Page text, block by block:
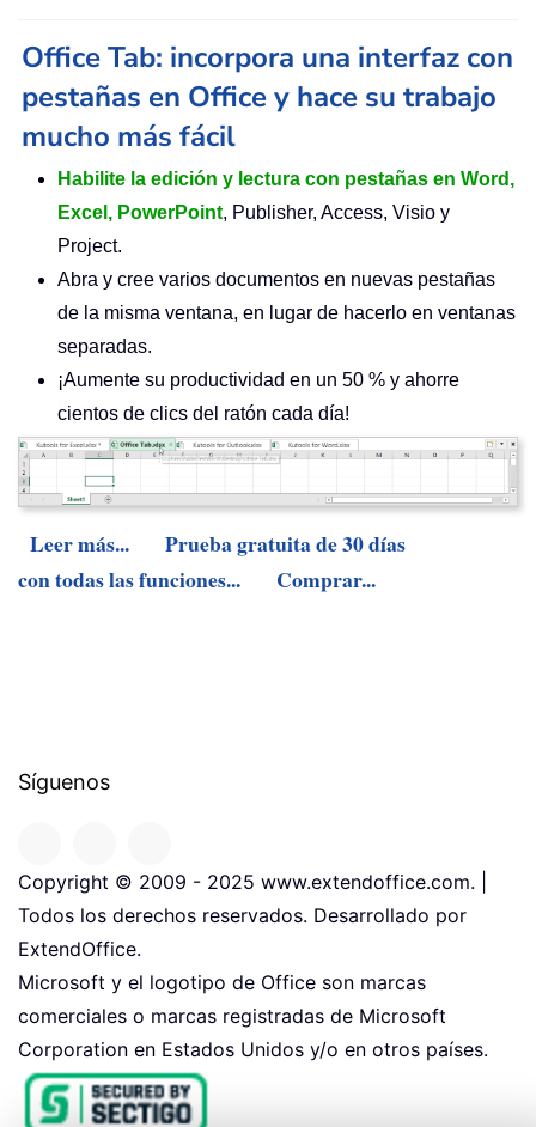
Office Tab: incorpora una interfaz con
pestañas en Office y hace su trabajo
mucho más fácil
Habilite la edición y lectura con pestañas en Word,
Excel, PowerPoint, Publisher, Access, Visio y
Project.
Abra y cree varios documentos en nuevas pestañas
de la misma ventana, en lugar de hacerlo en ventanas
separadas.
¡Aumente su productividad en un 50 % y ahorre
cientos de clics del ratón cada día!
Leer más...
Prueba gratuita de 30 días
con todas las funciones...
Comprar...
Síguenos
Copyright © 2009 - 2025 www.extendoffice.com. |
Todos los derechos reservados. Desarrollado por
ExtendOffice.
Microsoft y el logotipo de Office son marcas
comerciales o marcas registradas de Microsoft
Corporation en Estados Unidos y/o en otros países.